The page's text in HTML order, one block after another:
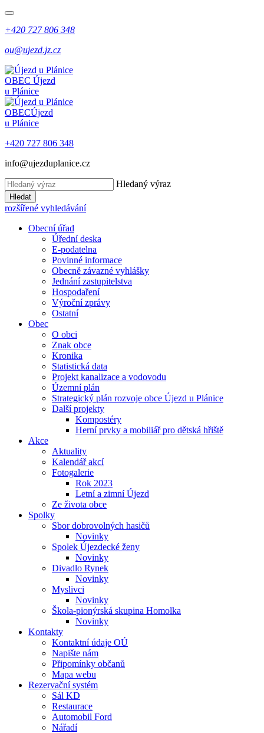
+420 727 806 348
ou@ujezd.jz.cz
OBEC Újezd
u Plánice
OBECÚjezd
u Plánice
+420 727 806 348
info@ujezduplanice.cz
Hledaný výraz
Hledat
rozšířené vyhledávání
Obecní úřad
Úřední deska
E-podatelna
Povinné informace
Obecně závazné vyhlášky
Jednání zastupitelstva
Hospodaření
Výroční zprávy
Ostatní
Obec
O obci
Znak obce
Kronika
Statistická data
Projekt kanalizace a vodovodu
Územní plán
Strategický plán rozvoje obce Újezd u Plánice
Další projekty
Kompostéry
Herní prvky a mobiliář pro dětská hřiště
Akce
Aktuality
Kalendář akcí
Fotogalerie
Rok 2023
Letní a zimní Újezd
Ze života obce
Spolky
Sbor dobrovolných hasičů
Novinky
Spolek Újezdecké ženy
Novinky
Divadlo Rynek
Novinky
Myslivci
Novinky
Škola-pionýrská skupina Homolka
Novinky
Kontakty
Kontaktní údaje OÚ
Napište nám
Připomínky občanů
Mapa webu
Rezervační systém
Sál KD
Restaurace
Automobil Ford
Nářadí